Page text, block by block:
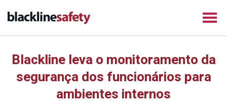
Blackline leva o monitoramento da
segurança dos funcionários para
ambientes internos